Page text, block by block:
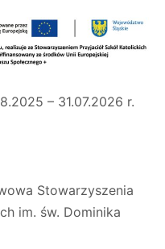
– 31.07.2026 r.
Stowarzyszenia
im. św. Dominika